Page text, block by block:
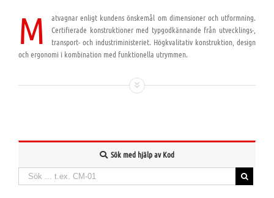
M
atvagnar enligt kundens önskemål om dimensioner och utformning.
Certifierade konstruktioner med typgodkännande från utvecklings-,
transport- och industriministeriet. Högkvalitativ konstruktion, design
och ergonomi i kombination med funktionella utrymmen.
Sök med hjälp av Kod
Söka
efter: